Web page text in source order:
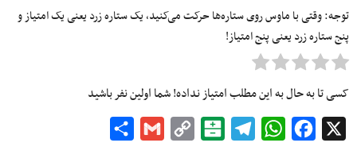
توجه: وقتی با ماوس روی ستاره‌ها حرکت می‌کنید، یک ستاره زرد یعنی یک امتیاز و
پنج ستاره زرد یعنی پنج امتیاز!
کسی تا به حال به این مطلب امتیاز نداده! شما اولین نفر باشید
Facebook
WhatsApp
Telegram
Balatarin
Copy
Gmail